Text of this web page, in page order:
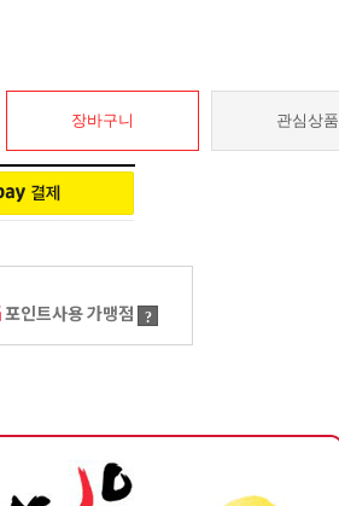
장바구니 관심상품
포인트사용 가맹점 ?